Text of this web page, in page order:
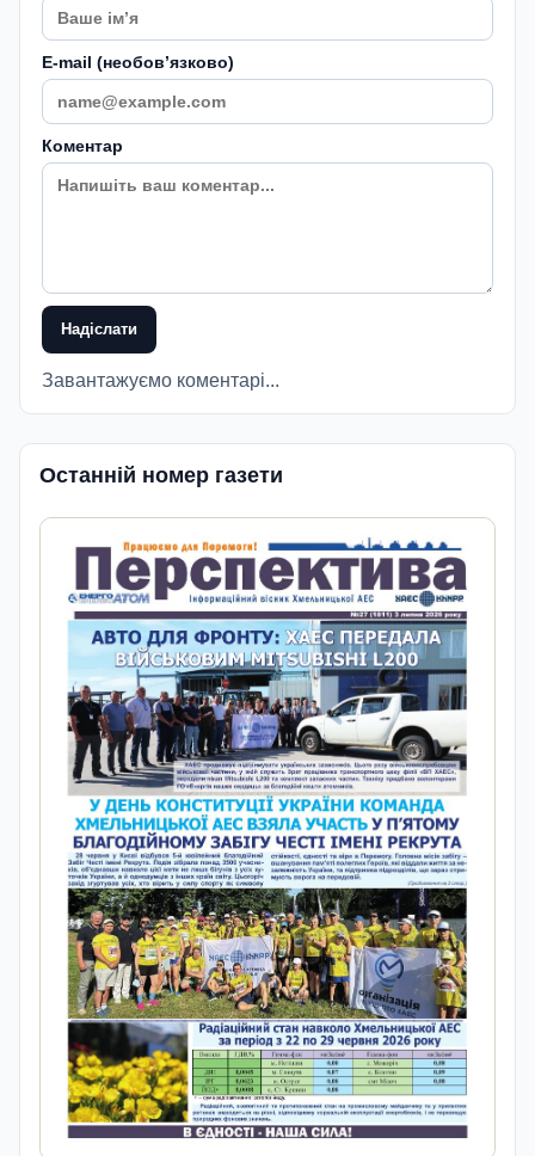
E-mail (необовʼязково)
Коментар
Надіслати
Завантажуємо коментарі...
Останній номер газети